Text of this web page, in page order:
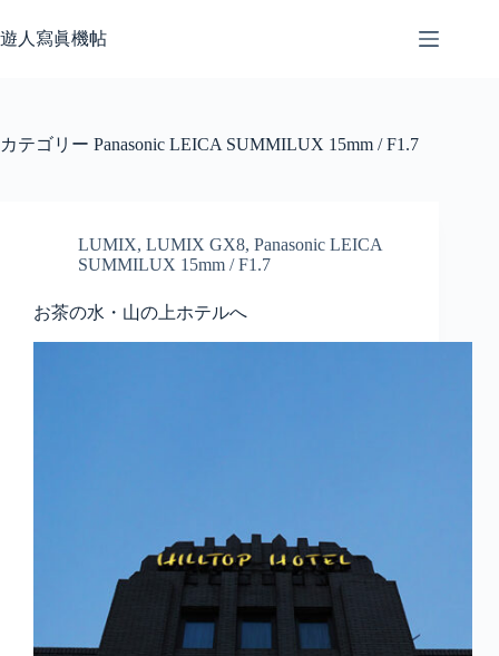
ン
ス
遊人寫眞機帖
カテゴリー Panasonic LEICA SUMMILUX 15mm / F1.7
LUMIX, LUMIX GX8, Panasonic LEICA
SUMMILUX 15mm / F1.7
お茶の水・山の上ホテルへ